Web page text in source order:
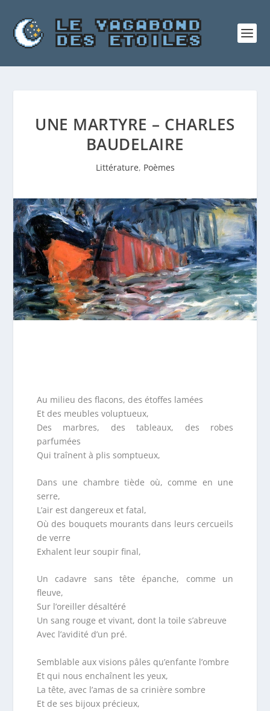
UNE MARTYRE – CHARLES
BAUDELAIRE
Littérature, Poèmes
Au milieu des flacons, des étoffes lamées
Et des meubles voluptueux,
Des marbres, des tableaux, des robes
parfumées
Qui traînent à plis somptueux,
Dans une chambre tiède où, comme en une
serre,
L’air est dangereux et fatal,
Où des bouquets mourants dans leurs cercueils
de verre
Exhalent leur soupir final,
Un cadavre sans tête épanche, comme un
fleuve,
Sur l’oreiller désaltéré
Un sang rouge et vivant, dont la toile s’abreuve
Avec l’avidité d’un pré.
Semblable aux visions pâles qu’enfante l’ombre
Et qui nous enchaînent les yeux,
La tête, avec l’amas de sa crinière sombre
Et de ses bijoux précieux,